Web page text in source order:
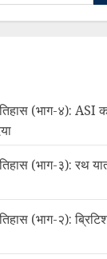
(भाग-४): ASI
(भाग-३): रथ
(भाग-२):